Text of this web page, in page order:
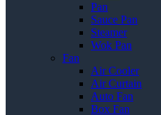
Pan
Sauce Pan
Steamer
Wok Pan
Fan
Air Cooler
Air Curtain
Auto Fan
Box Fan